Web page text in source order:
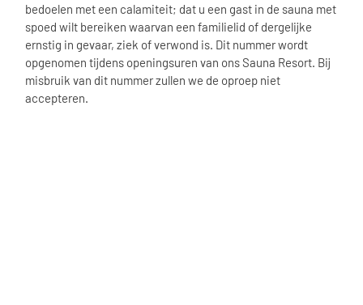
bedoelen met een calamiteit; dat u een gast in de sauna met
spoed wilt bereiken waarvan een familielid of dergelijke
ernstig in gevaar, ziek of verwond is. Dit nummer wordt
opgenomen tijdens openingsuren van ons Sauna Resort. Bij
misbruik van dit nummer zullen we de oproep niet
accepteren.